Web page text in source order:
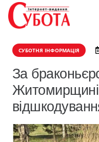
СУБОТНЯ ІНФОРМАЦІЯ
За